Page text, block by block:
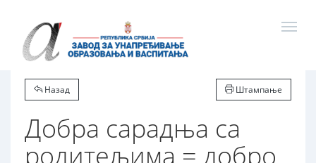
Назад Штампање
Добра сарадња са
родитељима = добро